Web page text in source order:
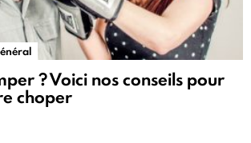
? Voici nos conseils pour
choper